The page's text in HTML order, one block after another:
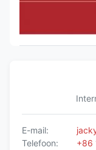
E-mail:
Telefoon:
+86